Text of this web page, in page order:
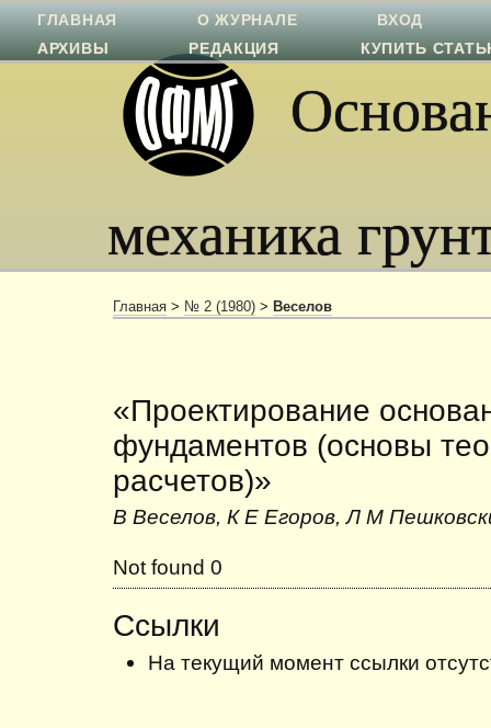
механика
ГЛАВНАЯ О ЖУРНАЛЕ
ВХОД
АРХИВЫ
РЕДАКЦИЯ КУПИТЬ
Главная > № 2 (1980) > Веселов
«Проектирование
фундаментов (основы
расчетов)»
В Веселов, К Е Егоров, Л М
Not found 0
Ссылки
На текущий момент ссылки